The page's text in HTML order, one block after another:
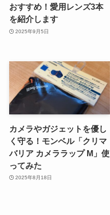
おすすめ！愛用レンズ3本
を紹介します
2025年9月5日
カメラやガジェットを優し
く守る！モンベル「クリマ
バリア カメララップ M」使
ってみた
2025年8月18日